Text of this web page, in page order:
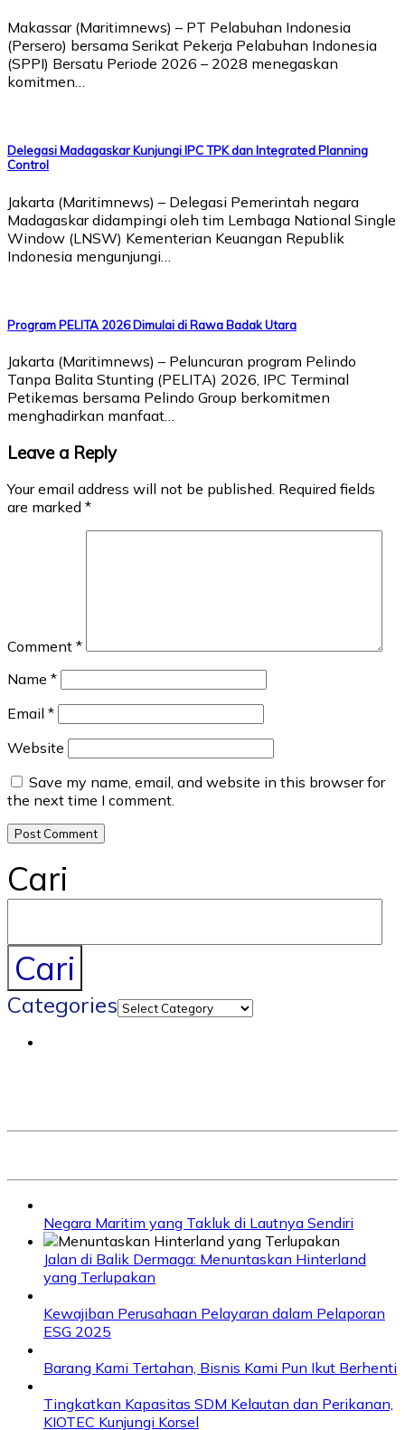
Makassar (Maritimnews) – PT Pelabuhan Indonesia
(Persero) bersama Serikat Pekerja Pelabuhan Indonesia
(SPPI) Bersatu Periode 2026 – 2028 menegaskan
komitmen…
Delegasi Madagaskar Kunjungi IPC TPK dan Integrated Planning
Control
Jakarta (Maritimnews) – Delegasi Pemerintah negara
Madagaskar didampingi oleh tim Lembaga National Single
Window (LNSW) Kementerian Keuangan Republik
Indonesia mengunjungi…
Program PELITA 2026 Dimulai di Rawa Badak Utara
Jakarta (Maritimnews) – Peluncuran program Pelindo
Tanpa Balita Stunting (PELITA) 2026, IPC Terminal
Petikemas bersama Pelindo Group berkomitmen
menghadirkan manfaat…
Leave a Reply
Your email address will not be published. Required fields
are marked *
Comment *
Name *
Email *
Website
Save my name, email, and website in this browser for
the next time I comment.
Cari
Cari
Categories
Negara Maritim yang Takluk di Lautnya Sendiri
Jalan di Balik Dermaga: Menuntaskan Hinterland
yang Terlupakan
Kewajiban Perusahaan Pelayaran dalam Pelaporan
ESG 2025
Barang Kami Tertahan, Bisnis Kami Pun Ikut Berhenti
Tingkatkan Kapasitas SDM Kelautan dan Perikanan,
KIOTEC Kunjungi Korsel